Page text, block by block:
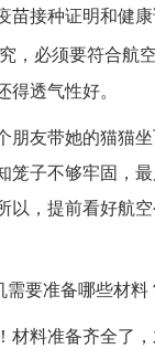
苗接种证明和健
，必须要符合航
透气性好。
朋友带她的猫猫
笼子不够牢固，
以，提前看好航
要准备哪些材料
材料准备齐全了，